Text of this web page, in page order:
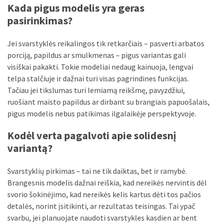
Uncategorized
(12)
Ekologija
(6)
Kada pigus modelis yra geras
pasirinkimas?
Jei svarstyklės reikalingos tik retkarčiais – pasverti arbatos
porciją, papildus ar smulkmenas – pigus variantas gali
visiškai pakakti. Tokie modeliai nedaug kainuoja, lengvai
telpa stalčiuje ir dažnai turi visas pagrindines funkcijas.
Tačiau jei tikslumas turi lemiamą reikšmę, pavyzdžiui,
ruošiant maisto papildus ar dirbant su brangiais papuošalais,
pigus modelis nebus patikimas ilgalaikėje perspektyvoje.
Kodėl verta pagalvoti apie solidesnį
variantą?
Svarstyklių pirkimas – tai ne tik daiktas, bet ir ramybė.
Brangesnis modelis dažnai reiškia, kad nereikės nervintis dėl
svorio šokinėjimo, kad nereikės kelis kartus dėti tos pačios
detalės, norint įsitikinti, ar rezultatas teisingas. Tai ypač
svarbu, jei planuojate naudoti svarstykles kasdien ar bent